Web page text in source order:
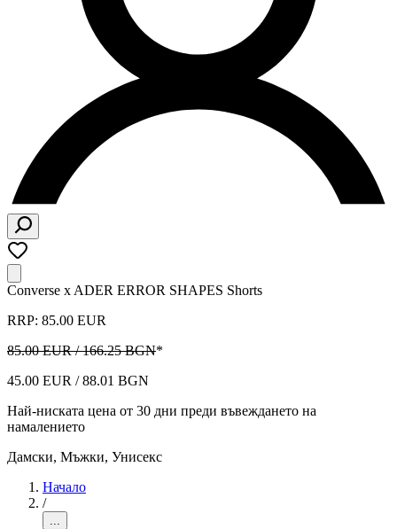
Converse x ADER ERROR SHAPES Shorts
RRP: 85.00 EUR
85.00 EUR / 166.25 BGN*
45.00 EUR / 88.01 BGN
Най-ниската цена от 30 дни преди въвеждането на
намалението
Дамски, Мъжки, Унисекс
Начало
/
...